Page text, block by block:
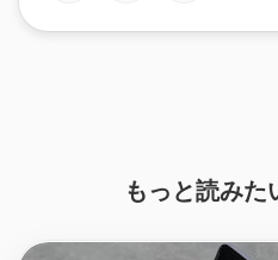
もっと読みた